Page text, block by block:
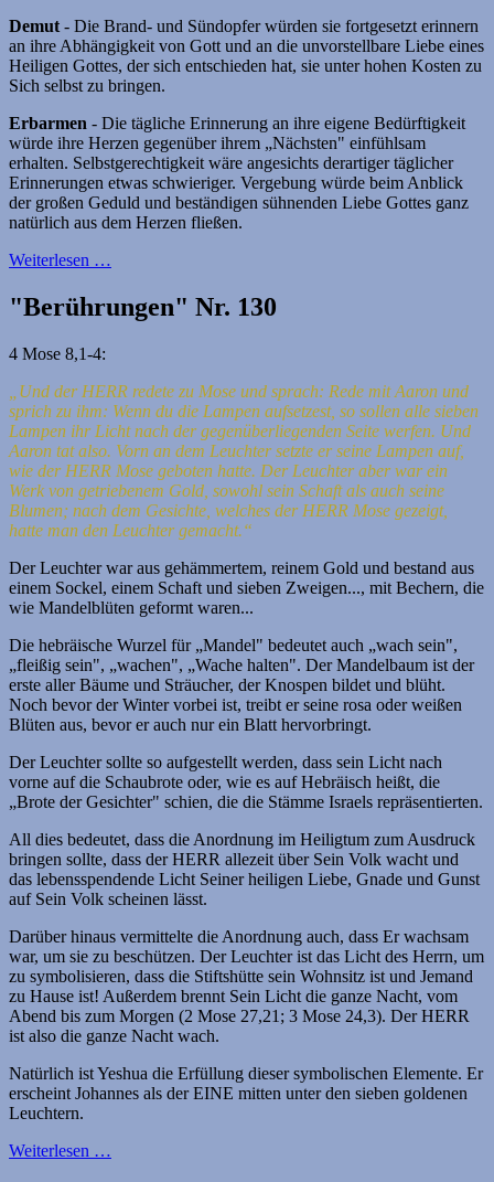
Demut- Die Brand- und Sündopfer würden sie fortgesetzt erinnern
an ihre Abhängigkeit von Gott und an die unvorstellbare Liebe eines
Heiligen Gottes, der sich entschieden hat, sie unter hohen Kosten zu
Sich selbst zu bringen.
Erbarmen - Die tägliche Erinnerung an ihre eigene Bedürftigkeit
würde ihre Herzen gegenüber ihrem „Nächsten" einfühlsam
erhalten. Selbstgerechtigkeit wäre angesichts derartiger täglicher
Erinnerungen etwas schwieriger. Vergebung würde beim Anblick
der großen Geduld und beständigen sühnenden Liebe Gottes ganz
natürlich aus dem Herzen fließen.
Weiterlesen …
"Berührungen" Nr. 130
4 Mose 8,1-4:
„Und der HERR redete zu Mose und sprach: Rede mit Aaron und
sprich zu ihm: Wenn du die Lampen aufsetzest, so sollen alle sieben
Lampen ihr Licht nach der gegenüberliegenden Seite werfen. Und
Aaron tat also. Vorn an dem Leuchter setzte er seine Lampen auf,
wie der HERR Mose geboten hatte. Der Leuchter aber war ein
Werk von getriebenem Gold, sowohl sein Schaft als auch seine
Blumen; nach dem Gesichte, welches der HERR Mose gezeigt,
hatte man den Leuchter gemacht.“
Der Leuchter war aus gehämmertem, reinem Gold und bestand aus
einem Sockel, einem Schaft und sieben Zweigen..., mit Bechern, die
wie Mandelblüten geformt waren...
Die hebräische Wurzel für „Mandel" bedeutet auch „wach sein",
„fleißig sein", „wachen", „Wache halten". Der Mandelbaum ist der
erste aller Bäume und Sträucher, der Knospen bildet und blüht.
Noch bevor der Winter vorbei ist, treibt er seine rosa oder weißen
Blüten aus, bevor er auch nur ein Blatt hervorbringt.
Der Leuchter sollte so aufgestellt werden, dass sein Licht nach
vorne auf die Schaubrote oder, wie es auf Hebräisch heißt, die
„Brote der Gesichter" schien, die die Stämme Israels repräsentierten.
All dies bedeutet, dass die Anordnung im Heiligtum zum Ausdruck
bringen sollte, dass der HERR allezeit über Sein Volk wacht und
das lebensspendende Licht Seiner heiligen Liebe, Gnade und Gunst
auf Sein Volk scheinen lässt.
Darüber hinaus vermittelte die Anordnung auch, dass Er wachsam
war, um sie zu beschützen. Der Leuchter ist das Licht des Herrn, um
zu symbolisieren, dass die Stiftshütte sein Wohnsitz ist und Jemand
zu Hause ist! Außerdem brennt Sein Licht die ganze Nacht, vom
Abend bis zum Morgen (2 Mose 27,21; 3 Mose 24,3). Der HERR
ist also die ganze Nacht wach.
Natürlich ist Yeshua die Erfüllung dieser symbolischen Elemente. Er
erscheint Johannes als der EINE mitten unter den sieben goldenen
Leuchtern.
Weiterlesen …